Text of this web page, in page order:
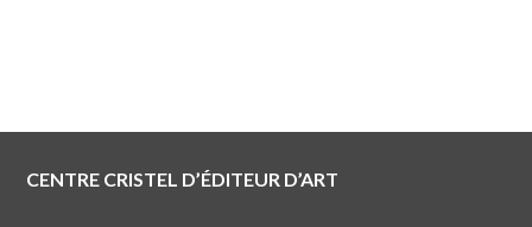
CENTRE CRISTEL D’ÉDITEUR D’ART